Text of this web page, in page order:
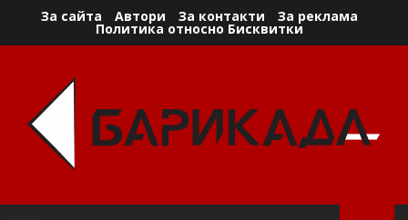
За сайта Автори За контакти За реклама
Политика относно Бисквитки